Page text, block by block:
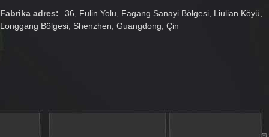
Fabrika adres:
36, Fulin Yolu, Fagang Sanayi Bölgesi, Liulian Köyü,
Longgang Bölgesi, Shenzhen, Guangdong, Çin